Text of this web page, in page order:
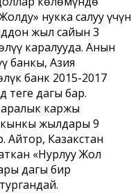
нукка салуу үчүн
жыл сайын 3
каралууда. Анын
банкы, Азия
банк 2015-2017
дагы бар.
каржы
жылдары 9
Айтор, Казакстан
«Нурлуу Жол
дагы бир